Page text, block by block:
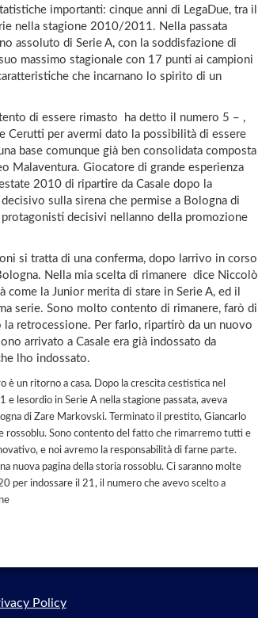
importanti: cinque anni di LegaDue, tra il
nella stagione 2010/2011. Nella passata
assoluto di Serie A, con la soddisfazione di
massimo stagionale con 17 punti ai campioni
che incarnano lo spirito di un
di essere rimasto  ha detto il numero 5 – ,
Cerutti per avermi dato la possibilità di essere
base comunque già ben consolidata composta
Malaventura. Giocatore di grande esperienza
2010 di ripartire da Casale dopo la
sulla sirena che permise a Bologna di
decisivi nellanno della promozione
si tratta di una conferma, dopo larrivo in corso
Nella mia scelta di rimanere  dice Niccolò
come la Junior merita di stare in Serie A, ed il
serie. Sono molto contento di rimanere, farò di
retrocessione. Per farlo, ripartirò da un nuovo
arrivato a Casale era già indossato da
lho indossato.
è un ritorno a casa. Dopo la crescita cestistica nel
lesordio in Serie A nella stagione passata, aveva
di Zare Markovski. Terminato il prestito, Giancarlo
rossoblu. Sono contento del fatto che rimarremo tutti e
e noi avremo la responsabilità di farne parte.
nuova pagina della storia rossoblu. Ci saranno molte
per indossare il 21, il numero che avevo scelto a
Policy